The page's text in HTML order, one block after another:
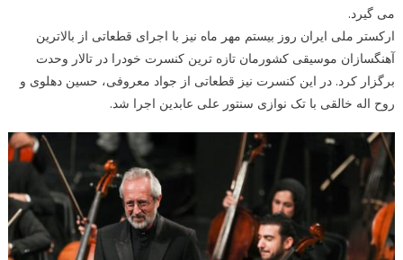
می گیرد.
ارکستر ملی ایران روز بیستم مهر ماه نیز با اجرای قطعاتی از بالاترین
آهنگسازان موسیقی کشورمان تازه ترین کنسرت خودرا در تالار وحدت
برگزار کرد. در این کنسرت نیز قطعاتی از جواد معروفی، حسین دهلوی و
روح اله خالقی با تک نوازی سنتور علی عابدین اجرا شد.